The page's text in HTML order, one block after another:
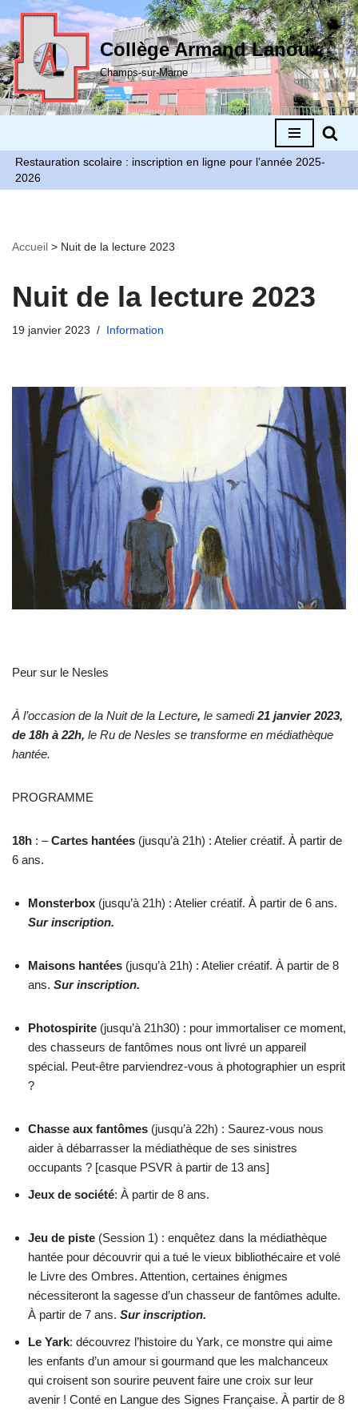
Aller
au
contenu
Collège Armand Lanoux
Champs-sur-Marne
Restauration scolaire : inscription en ligne pour l’année 2025-
2026
Accueil > Nuit de la lecture 2023
Nuit de la lecture 2023
19 janvier 2023 Information
Peur sur le Nesles
À l’occasion de la Nuit de la Lecture, le samedi21 janvier 2023,
de 18h à 22h, le Ru de Nesles se transforme en médiathèque
hantée.
PROGRAMME
18h : –Cartes hantées (jusqu’à 21h) : Atelier créatif. À partir de
6 ans.
Monsterbox (jusqu’à 21h) : Atelier créatif. À partir de 6 ans.
Sur inscription.
Maisons hantées (jusqu’à 21h) : Atelier créatif. À partir de 8
ans. Sur inscription.
Photospirite (jusqu’à 21h30) : pour immortaliser ce moment,
des chasseurs de fantômes nous ont livré un appareil
spécial. Peut-être parviendrez-vous à photographier un esprit
?
Chasse aux fantômes (jusqu’à 22h) : Saurez-vous nous
aider à débarrasser la médiathèque de ses sinistres
occupants ? [casque PSVR à partir de 13 ans]
Jeux de société: À partir de 8 ans.
Jeu de piste (Session 1) : enquêtez dans la médiathèque
hantée pour découvrir qui a tué le vieux bibliothécaire et volé
le Livre des Ombres. Attention, certaines énigmes
nécessiteront la sagesse d’un chasseur de fantômes adulte.
À partir de 7 ans. Surinscription.
Le Yark: découvrez l’histoire du Yark, ce monstre qui aime
les enfants d’un amour si gourmand que les malchanceux
qui croisent son sourire peuvent faire une croix sur leur
avenir ! Conté en Langue des Signes Française. À partir de 8